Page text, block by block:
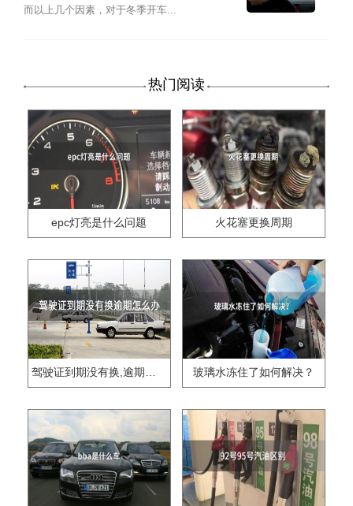
而以上几个因素，对于冬季开车...
热门阅读
epc灯亮是什么问题 火花塞更换周期
驾驶证到期没有换,逾期怎么办?? 玻璃水冻住了如何解决？